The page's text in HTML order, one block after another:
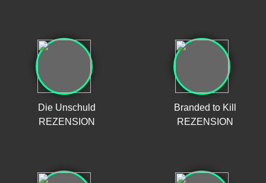
Die Unschuld
REZENSION
Branded to Kill
REZENSION